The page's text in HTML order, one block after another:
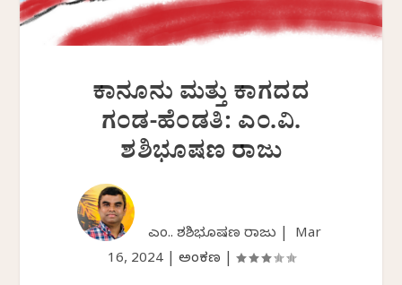
ಕಾನೂನು ಮತ್ತು ಕಾಗದದ
ಗಂಡ-ಹೆಂಡತಿ: ಎಂ.ವಿ.
ಶಶಿಭೂಷಣ ರಾಜು
ಎಂ.ವಿ. ಶಶಿಭೂಷಣ ರಾಜು | Mar
16, 2024| ಅಂಕಣ